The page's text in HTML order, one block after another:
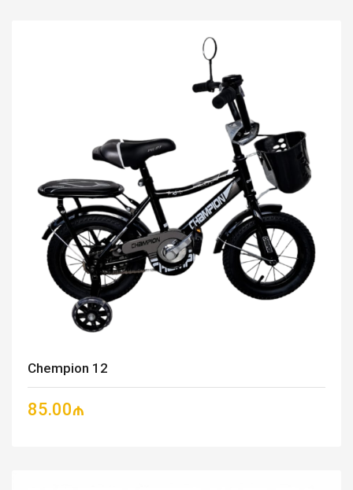
Chempion 12
85.00₼